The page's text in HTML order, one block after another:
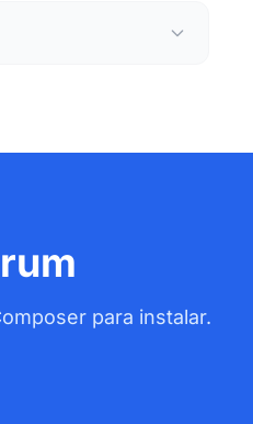
para instalar.